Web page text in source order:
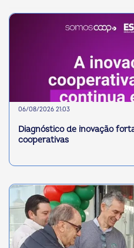
06/08/2026 21:03
Diagnóstico de inovação
cooperativas